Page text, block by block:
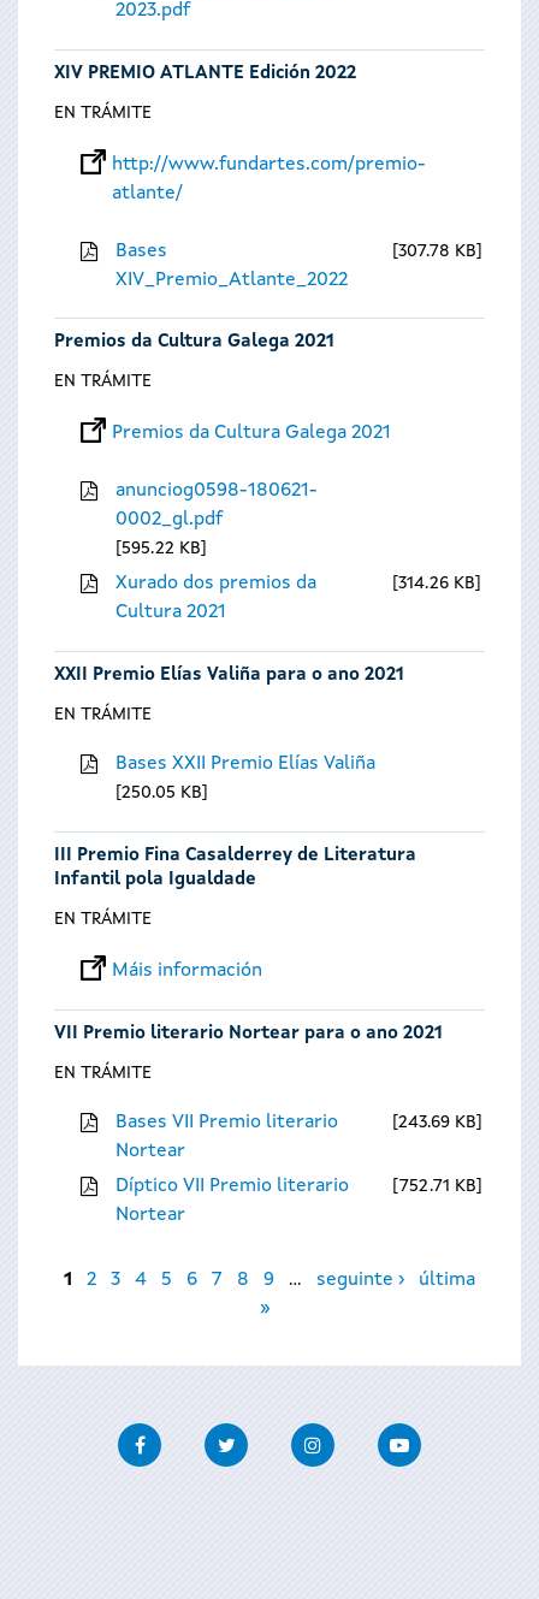
2023.pdf
XIV PREMIO ATLANTE Edición 2022
EN TRÁMITE
http://www.fundartes.com/premio-
atlante/
Bases
XIV_Premio_Atlante_2022
307.78 KB
Premios da Cultura Galega 2021
EN TRÁMITE
Premios da Cultura Galega 2021
anunciog0598-180621-
0002_gl.pdf
595.22 KB
Xurado dos premios da
Cultura 2021
314.26 KB
XXII Premio Elías Valiña para o ano 2021
EN TRÁMITE
Bases XXII Premio Elías Valiña
250.05 KB
III Premio Fina Casalderrey de Literatura
Infantil pola Igualdade
EN TRÁMITE
Máis información
VII Premio literario Nortear para o ano 2021
EN TRÁMITE
Bases VII Premio literario
Nortear
243.69 KB
Díptico VII Premio literario
Nortear
752.71 KB
Páxinas
1 2 3 4 5 6 7 8 9 … seguinte ›
última
»
FacebookTwitter InstagramYoutube